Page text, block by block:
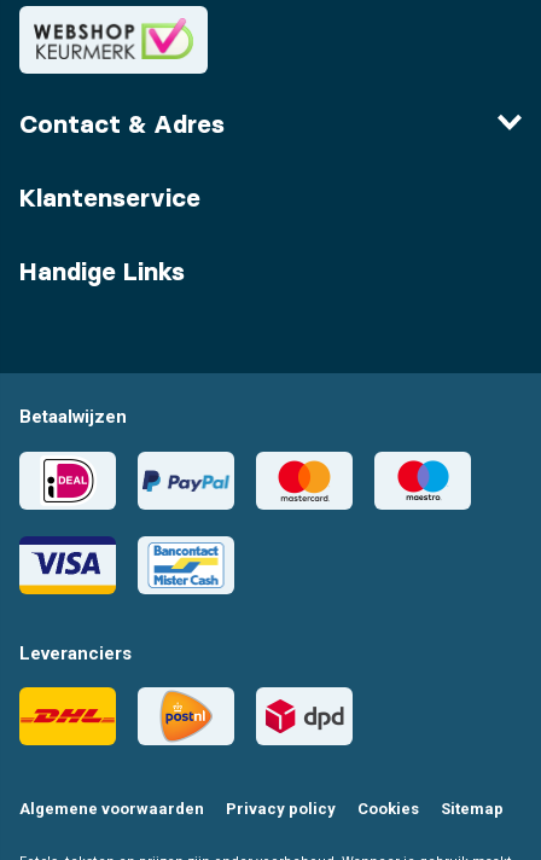
Contact & Adres
Klantenservice
Handige Links
Betaalwijzen
Leveranciers
Algemene voorwaarden Privacy policy Cookies Sitemap